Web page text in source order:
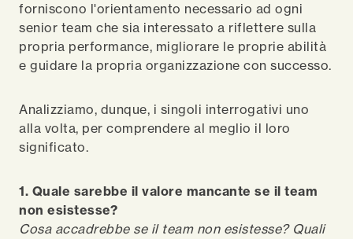
forniscono l'orientamento necessario ad ogni
senior team che sia interessato a riflettere sulla
propria performance, migliorare le proprie abilità
e guidare la propria organizzazione con successo.
Analizziamo, dunque, i singoli interrogativi uno
alla volta, per comprendere al meglio il loro
significato.
1. Quale sarebbe il valore mancante se il team
non esistesse?
Cosa accadrebbe se il team non esistesse? Quali